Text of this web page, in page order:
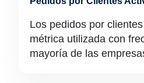
Los pedidos por
métrica utilizada con
mayoría de las